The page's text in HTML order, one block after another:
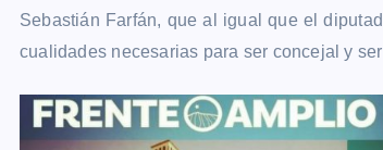
Sebastián Farfán, que al igual que el
cualidades necesarias para ser concejal y